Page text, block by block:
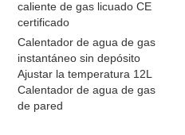
caliente de gas licuado CE
certificado
Calentador de agua de gas
instantáneo sin depósito
Ajustar la temperatura 12L
Calentador de agua de gas
de pared